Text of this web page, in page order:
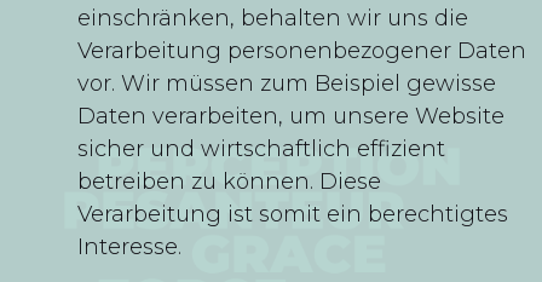
einschränken, behalten wir uns die
Verarbeitung personenbezogener Daten
vor. Wir müssen zum Beispiel gewisse
Daten verarbeiten, um unsere Website
sicher und wirtschaftlich effizient
betreiben zu können. Diese
Verarbeitung ist somit ein berechtigtes
Interesse.